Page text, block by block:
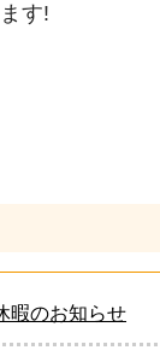
す!
のお知らせ